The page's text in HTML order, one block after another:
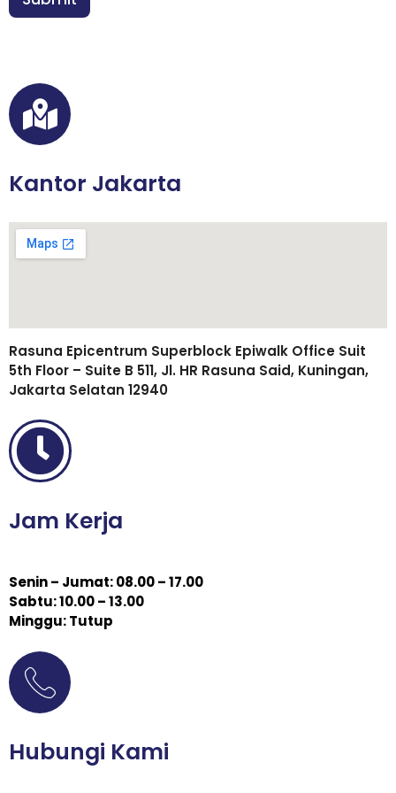
t
*
Kantor Jakarta
Rasuna Epicentrum Superblock Epiwalk Office Suit
5th Floor – Suite B 511, Jl. HR Rasuna Said, Kuningan,
Jakarta Selatan 12940
Jam Kerja
Senin – Jumat: 08.00 – 17.00
Sabtu: 10.00 – 13.00
Minggu: Tutup
Hubungi Kami